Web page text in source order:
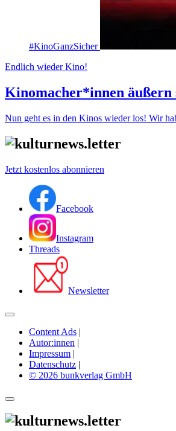
#KinoGanzSicher
Endlich wieder Kino!
Kinomacher*innen
Nun geht es in den Kinos wieder los! Wir
Jetzt kostenlos abonnieren
Facebook
Instagram
Threads
Newsletter
Content Ads |
Autor:innen |
Impressum |
Datenschutz |
© 2026 bunkverlag GmbH